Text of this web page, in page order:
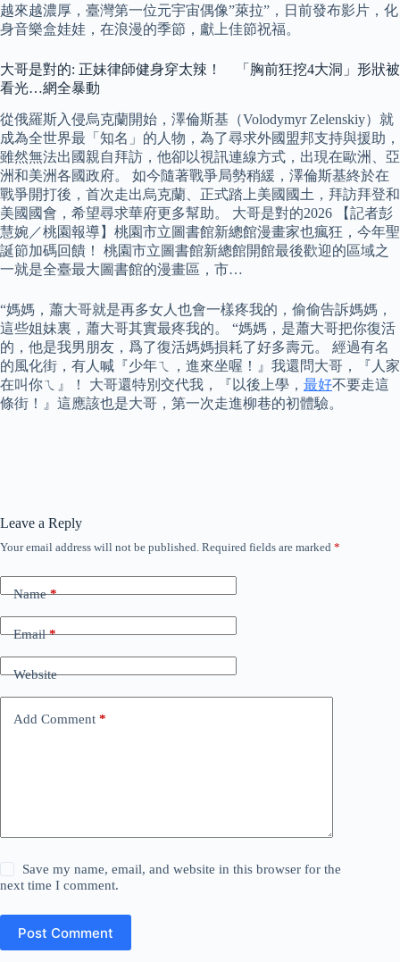
越來越濃厚，臺灣第一位元宇宙偶像”萊拉”，日前發布影片，化
身音樂盒娃娃，在浪漫的季節，獻上佳節祝福。
大哥是對的: 正妹律師健身穿太辣！ 「胸前狂挖4大洞」形狀被
看光…網全暴動
從俄羅斯入侵烏克蘭開始，澤倫斯基（Volodymyr Zelenskiy）就
成為全世界最「知名」的人物，為了尋求外國盟邦支持與援助，
雖然無法出國親自拜訪，他卻以視訊連線方式，出現在歐洲、亞
洲和美洲各國政府。 如今隨著戰爭局勢稍緩，澤倫斯基終於在
戰爭開打後，首次走出烏克蘭、正式踏上美國國土，拜訪拜登和
美國國會，希望尋求華府更多幫助。 大哥是對的2026 【記者彭
慧婉／桃園報導】桃園市立圖書館新總館漫畫家也瘋狂，今年聖
誕節加碼回饋！ 桃園市立圖書館新總館開館最後歡迎的區域之
一就是全臺最大圖書館的漫畫區，市…
“媽媽，蕭大哥就是再多女人也會一樣疼我的，偷偷告訴媽媽，
這些姐妹裏，蕭大哥其實最疼我的。 “媽媽，是蕭大哥把你復活
的，他是我男朋友，爲了復活媽媽損耗了好多壽元。 經過有名
的風化街，有人喊『少年ㄟ，進來坐喔！』我還問大哥，『人家
在叫你ㄟ』！ 大哥還特別交代我，『以後上學， 最好不要走這
條街！』這應該也是大哥，第一次走進柳巷的初體驗。
Leave a Reply
Your email address will not be published. Required fields are marked *
Name*
Email*
Website
Add Comment *
Save my name, email, and website in this browser for the
next time I comment.
Post Comment